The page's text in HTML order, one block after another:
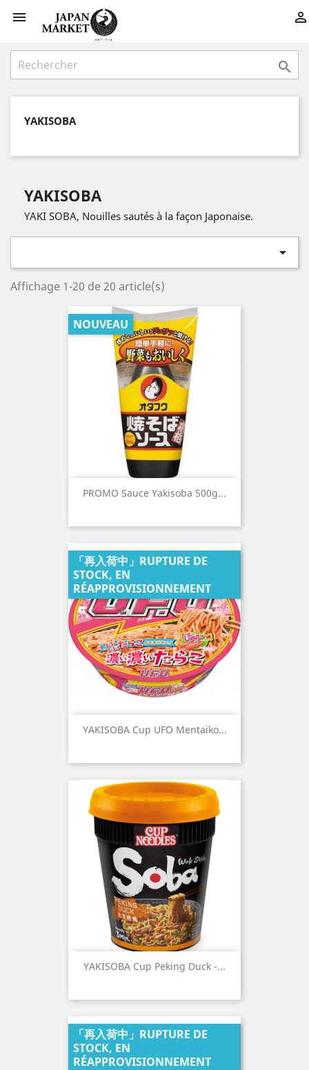
 

YAKISOBA
YAKISOBA
YAKI SOBA, Nouilles sautés à la façon Japonaise.

Affichage 1-20 de 20 article(s)
PROMO Sauce Yakisoba 500g...
NOUVEAU
YAKISOBA Cup UFO Mentaiko...
「再入荷中」RUPTURE DE
STOCK, EN
RÉAPPROVISIONNEMENT
YAKISOBA Cup Peking Duck -...
「再入荷中」RUPTURE DE
STOCK, EN
RÉAPPROVISIONNEMENT